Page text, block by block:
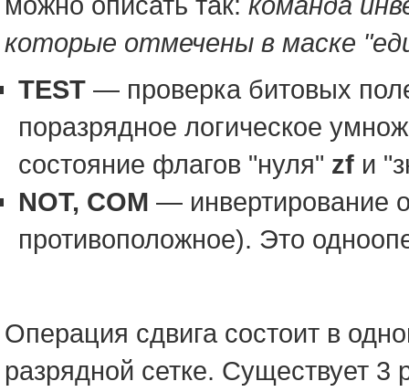
которые отмечены в маске
TEST — проверка битовых
поразрядное логическое
состояние флагов "нуля" zf и
NOT, COM — инвертирование
противоположное). Это
Операция сдвига состоит в
разрядной сетке. Существует 3